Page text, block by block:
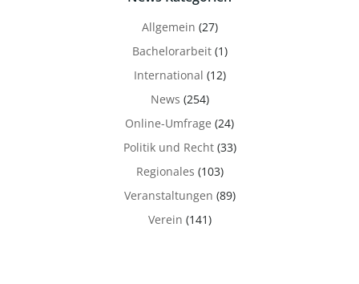
Allgemein (27)
Bachelorarbeit(1)
International (12)
News (254)
Online-Umfrage (24)
Politik und Recht(33)
Regionales (103)
Veranstaltungen (89)
Verein (141)